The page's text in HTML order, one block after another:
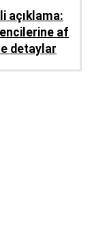
açıklama:
af
detaylar